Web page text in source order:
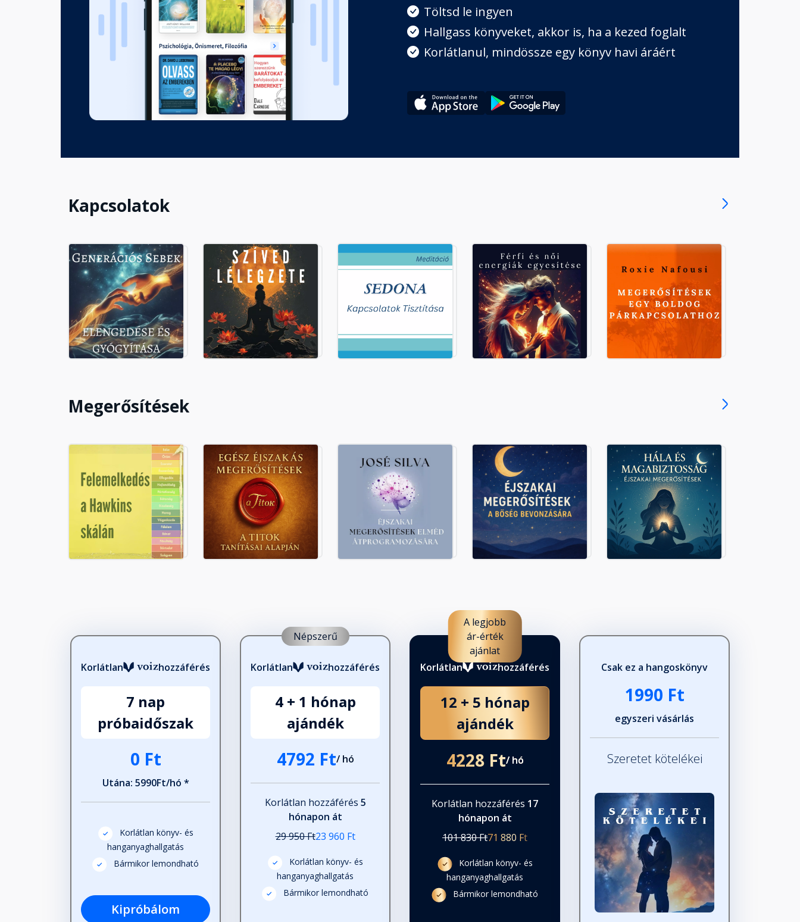
Töltsd le ingyen
Hallgass könyveket, akkor is, ha a kezed foglalt
Korlátlanul, mindössze egy könyv havi áráért
Kapcsolatok
Megerősítések
Korlátlan hozzáférés
7 nap
próbaidőszak
0 Ft
Utána: 5990Ft/hó *
Korlátlan könyv- és
hanganyaghallgatás
Bármikor lemondható
Kipróbálom
Népszerű
Korlátlan hozzáférés
4 + 1 hónap
ajándék
4792 Ft/ hó
Korlátlan hozzáférés 5
hónapon át
29 950 Ft23 960 Ft
Korlátlan könyv- és
hanganyaghallgatás
Bármikor lemondható
A legjobb
ár-érték
ajánlat
Korlátlan
hozzáférés
12 + 5 hónap
ajándék
4228 Ft/ hó
Korlátlan hozzáférés 17
hónapon át
101 830 Ft71 880 Ft
Korlátlan könyv- és
hanganyaghallgatás
Bármikor lemondható
Csak ez a hangoskönyv
1990 Ft
egyszeri vásárlás
Szeretet kötelékei